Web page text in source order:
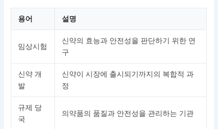
용어 설명
임상시험
신약의 효능과 안전성을 판단하기 위한 연
구
신약 개
발
신약이 시장에 출시되기까지의 복합적 과
정
규제 당
국
의약품의 품질과 안전성을 관리하는 기관